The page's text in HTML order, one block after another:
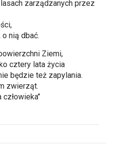
zarządzanych przez
nią dbać.
Ziemi,
cztery lata życia
będzie też zapylania.
zwierząt.